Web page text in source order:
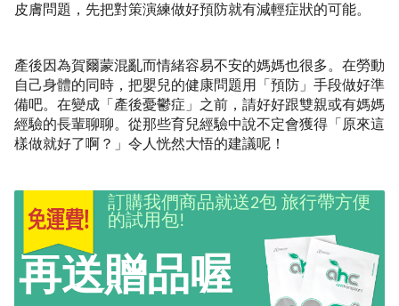
皮膚問題，先把對策演練做好預防就有減輕症狀的可能。
產後因為賀爾蒙混亂而情緒容易不安的媽媽也很多。在勞動
自己身體的同時，把嬰兒的健康問題用「預防」手段做好準
備吧。在變成「產後憂鬱症」之前，請好好跟雙親或有媽媽
經驗的長輩聊聊。從那些育兒經驗中說不定會獲得「原來這
樣做就好了啊？」令人恍然大悟的建議呢！
訂購我們商品就送2包 旅行帶方便
的試用包!
再送贈品喔